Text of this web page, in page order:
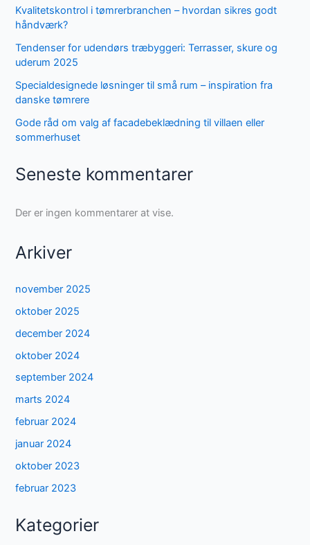
Kvalitetskontrol i tømrerbranchen – hvordan sikres godt
håndværk?
Tendenser for udendørs træbyggeri: Terrasser, skure og
uderum 2025
Specialdesignede løsninger til små rum – inspiration fra
danske tømrere
Gode råd om valg af facadebeklædning til villaen eller
sommerhuset
Seneste kommentarer
Der er ingen kommentarer at vise.
Arkiver
november 2025
oktober 2025
december 2024
oktober 2024
september 2024
marts 2024
februar 2024
januar 2024
oktober 2023
februar 2023
Kategorier